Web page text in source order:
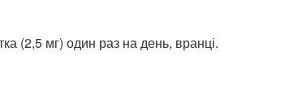
(2,5 мг) один раз на день, вранці.